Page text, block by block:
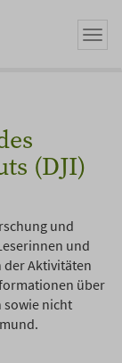
(DJI)
und
und
der Aktivitäten
über
nicht